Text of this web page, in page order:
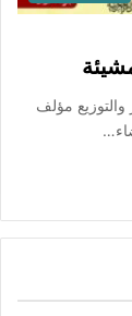
مؤلف